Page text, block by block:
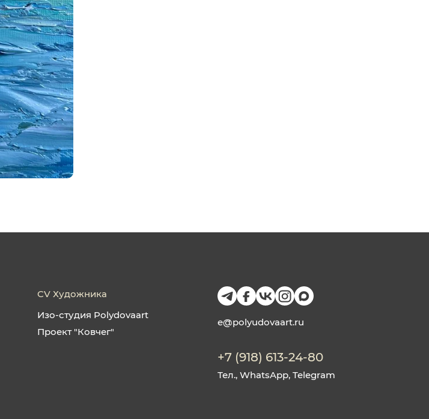
CV Художника
Изо-студия Polydovaart
Проект "Ковчег"
e@polyudovaart.ru
+7 (918) 613-24-80
Тел., WhatsApp, Telegram